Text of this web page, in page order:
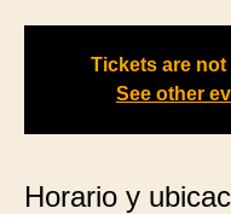
Tickets are not
See other
Horario y